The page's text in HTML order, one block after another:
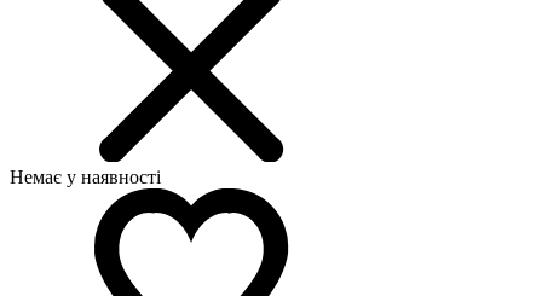
Немає у наявності